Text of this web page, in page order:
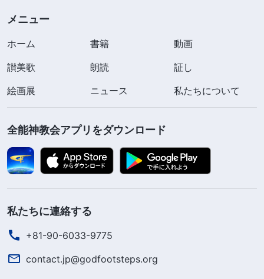
メニュー
ホーム 書籍
動画
讃美歌
朗読
証し
絵画展
ニュース 私たちについて
全能神教会アプリをダウンロード
私たちに連絡する
+81-90-6033-9775
contact.jp@godfootsteps.org